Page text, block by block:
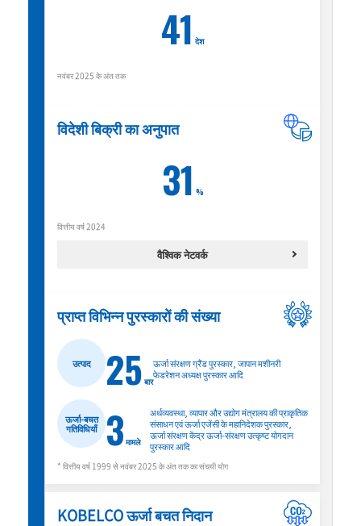
41 देश
नवंबर 2025 के अंत तक
विदेशी बिक्री का अनुपात
31 %
वित्तीय वर्ष 2024
वैश्विक नेटवर्क
प्राप्त विभिन्न पुरस्कारों की संख्या
उत्पाद 25 बार
ऊर्जा संरक्षण ग्रैंड पुरस्कार, जापान मशीनरी
फेडरेशन अध्यक्ष पुरस्कार आदि
ऊर्जा-बचत
गतिविधियाँ 3 मामले
अर्थव्यवस्था, व्यापार और उद्योग मंत्रालय की प्राकृतिक
संसाधन एवं ऊर्जा एजेंसी के महानिदेशक पुरस्कार,
ऊर्जा संरक्षण केंद्र ऊर्जा-संरक्षण उत्कृष्ट योगदान
पुरस्कार आदि
* वित्तीय वर्ष 1999 से नवंबर 2025 के अंत तक का संचयी योग
KOBELCO ऊर्जा बचत निदान